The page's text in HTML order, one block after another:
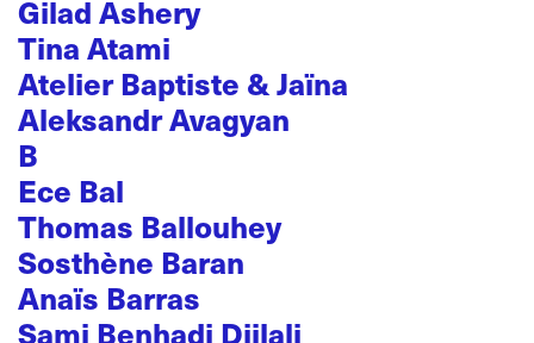
Gilad Ashery
Tina Atami
Atelier Baptiste & Jaïna
Aleksandr Avagyan
B
Ece Bal
Thomas Ballouhey
Sosthène Baran
Anaïs Barras
Sami Benhadj Djilali